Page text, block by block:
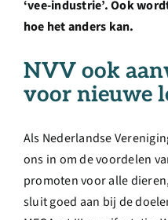
Contact
Doneren
English
‘vee-industrie’. Ook
hoe het anders kan.
NVV ook
voor nieuwe
Als Nederlandse
ons in om de voordelen
promoten voor alle
sluit goed aan bij de